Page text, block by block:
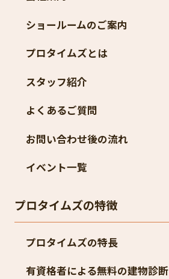
ショールームのご案内
プロタイムズとは
スタッフ紹介
よくあるご質問
お問い合わせ後の流れ
イベント一覧
プロタイムズの特徴
プロタイムズの特長
有資格者による無料の建物診断